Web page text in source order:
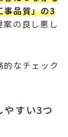
事品質」の3
の良し悪し
なチェック
やすい3つ